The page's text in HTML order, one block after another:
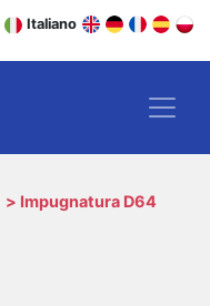
Italiano
Impugnatura D64